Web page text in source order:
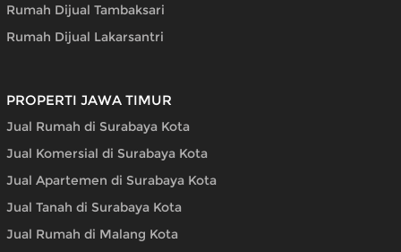
Rumah Dijual Tambaksari
Rumah Dijual Lakarsantri
PROPERTI JAWA TIMUR
Jual Rumah di Surabaya Kota
Jual Komersial di Surabaya Kota
Jual Apartemen di Surabaya Kota
Jual Tanah di Surabaya Kota
Jual Rumah di Malang Kota